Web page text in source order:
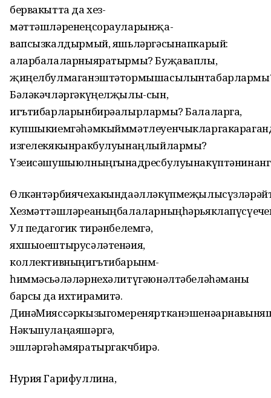
бервакытта да хез-
мәттәшләренеңсорауларынҗа-
вапсызкалдырмый, яшьләргәсынапкарый:
аларбалаларныяратырмы? Буҗаваплы,
Бәләкәчләргәкүңелҗылы-сын,
игътибарларынбирәалырлармы? Балаларга,
изгелекякынракбулуынаңлыйлармы?
Ул педагогик тирәнбелемгә,
яхшыоештырусәләтенәия,
коллективныңигътибарынмө-
һиммәсьәләләрнехәлитүгәюнәлтәбеләһәманы
барсы да ихтирамитә.
Нәкъшулаңаяшәргә,
эшләргәһәмяратыргакөчбирә.
Нурия Гарифуллина,